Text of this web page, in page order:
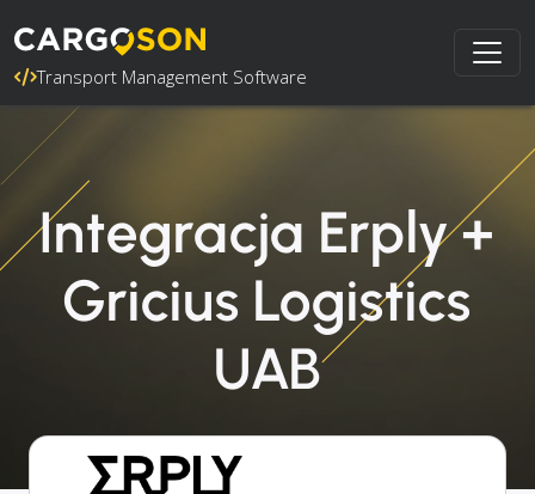
Transport Management Software
Integracja Erply +
Gricius Logistics
UAB